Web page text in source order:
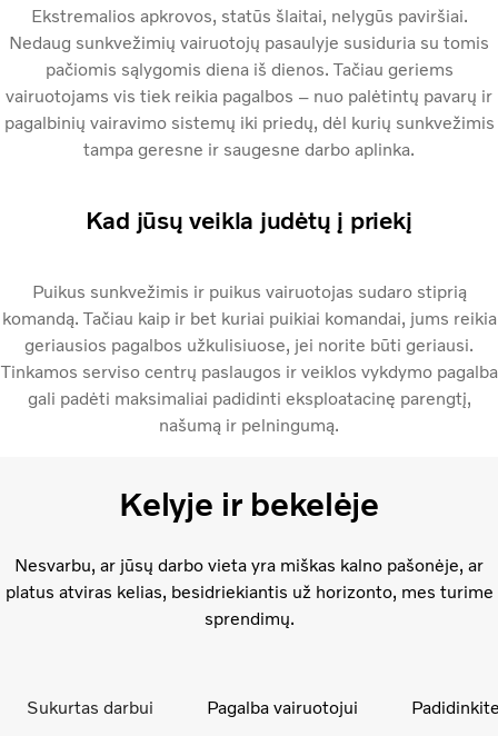
Ekstremalios apkrovos, statūs šlaitai, nelygūs paviršiai.
Nedaug sunkvežimių vairuotojų pasaulyje susiduria su tomis
pačiomis sąlygomis diena iš dienos. Tačiau geriems
vairuotojams vis tiek reikia pagalbos – nuo palėtintų pavarų ir
pagalbinių vairavimo sistemų iki priedų, dėl kurių sunkvežimis
tampa geresne ir saugesne darbo aplinka.
Kad jūsų veikla judėtų į priekį
Puikus sunkvežimis ir puikus vairuotojas sudaro stiprią
komandą. Tačiau kaip ir bet kuriai puikiai komandai, jums reikia
geriausios pagalbos užkulisiuose, jei norite būti geriausi.
Tinkamos serviso centrų paslaugos ir veiklos vykdymo pagalba
gali padėti maksimaliai padidinti eksploatacinę parengtį,
našumą ir pelningumą.
Kelyje ir bekelėje
Nesvarbu, ar jūsų darbo vieta yra miškas kalno pašonėje, ar
platus atviras kelias, besidriekiantis už horizonto, mes turime
sprendimų.
Sukurtas darbui Pagalba vairuotojui